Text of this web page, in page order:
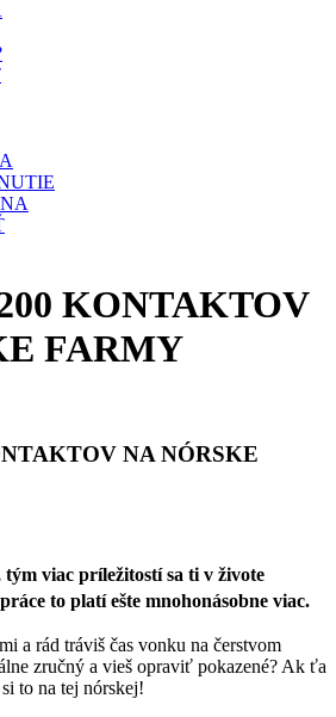
KONTAKTOV
FARMY
NA NÓRSKE
tým viac príležitostí sa ti v živote
to platí ešte mnohonásobne viac.
a rád tráviš čas vonku na čerstvom
zručný a vieš opraviť pokazené? Ak ťa
to na tej nórskej!